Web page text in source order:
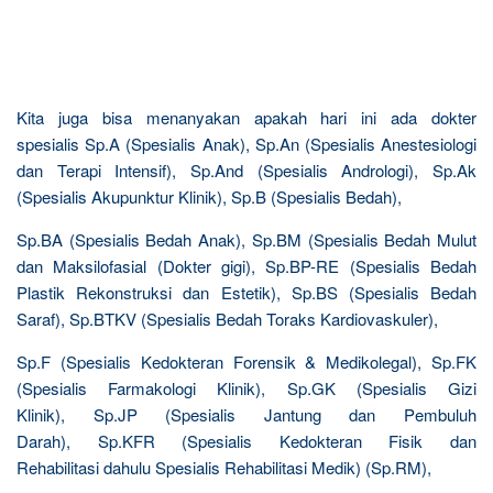
Kita juga bisa menanyakan apakah hari ini ada dokter
spesialis Sp.A (Spesialis Anak), Sp.An (Spesialis Anestesiologi
dan Terapi Intensif), Sp.And (Spesialis Andrologi), Sp.Ak
(Spesialis Akupunktur Klinik), Sp.B (Spesialis Bedah),
Sp.BA (Spesialis Bedah Anak), Sp.BM (Spesialis Bedah Mulut
dan Maksilofasial (Dokter gigi), Sp.BP-RE (Spesialis Bedah
Plastik Rekonstruksi dan Estetik), Sp.BS (Spesialis Bedah
Saraf), Sp.BTKV (Spesialis Bedah Toraks Kardiovaskuler),
Sp.F (Spesialis Kedokteran Forensik & Medikolegal), Sp.FK
(Spesialis Farmakologi Klinik), Sp.GK (Spesialis Gizi
Klinik), Sp.JP (Spesialis Jantung dan Pembuluh
Darah), Sp.KFR (Spesialis Kedokteran Fisik dan
Rehabilitasi dahulu Spesialis Rehabilitasi Medik) (Sp.RM),